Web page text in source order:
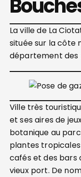
La ville de La
située sur la côte
département des
Ville très
et ses aires de
botanique au
plantes tropicales
cafés et des bars
vieux port. De